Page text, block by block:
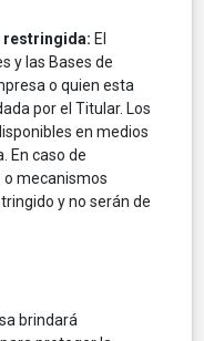
restringida: El
y las Bases de
o quien esta
por el Titular. Los
en medios
En caso de
mecanismos
y no serán de
brindará